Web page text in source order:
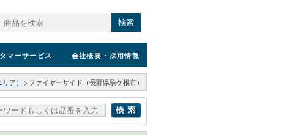
検索
マーサービス 会社概要 ・採用情報
ア） > ファイヤーサイド（長野県駒ケ根市）